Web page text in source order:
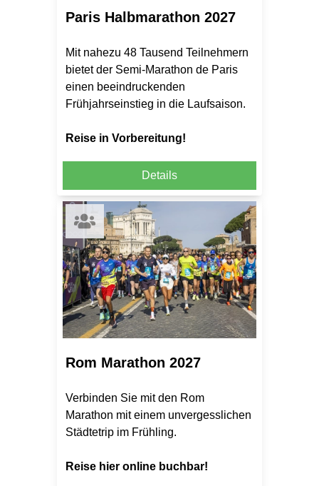
Paris Halbmarathon 2027
Mit nahezu 48 Tausend Teilnehmern
bietet der Semi-Marathon de Paris
einen beeindruckenden
Frühjahrseinstieg in die Laufsaison.
Reise in Vorbereitung!
Details
Rom Marathon 2027
Verbinden Sie mit den Rom
Marathon mit einem unvergesslichen
Städtetrip im Frühling.
Reise hier online buchbar!